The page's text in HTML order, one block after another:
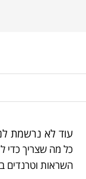
עוד לא נרשמת
כל מה שצריך כדי
השראות וטרנדים